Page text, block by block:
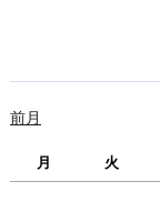
前月
月 火